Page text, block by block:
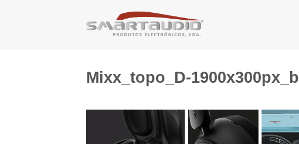
Mixx_topo_D-1900x300px_b